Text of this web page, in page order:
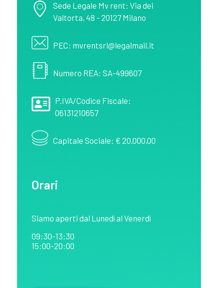
Sede Legale Mv rent: Via dei
Valtorta, 48 - 20127 Milano
PEC: mvrentsrl@legalmail.it
Numero REA: SA-499607
P.IVA/Codice Fiscale:
06131210657
Capitale Sociale: € 20.000,00
Orari
Siamo aperti dal Lunedì al Venerdì
09:30-13:30
15:00-20:00